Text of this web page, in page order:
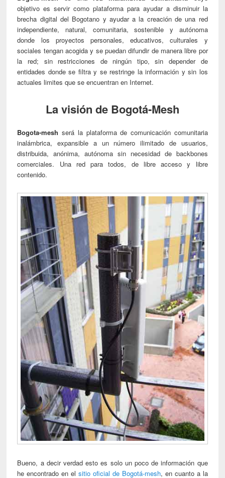
objetivo es servir como plataforma para ayudar a disminuir la
brecha digital del Bogotano y ayudar a la creación de una red
independiente, natural, comunitaria, sostenible y autónoma
donde los proyectos personales, educativos, culturales y
sociales tengan acogida y se puedan difundir de manera libre por
la red; sin restricciones de ningún tipo, sin depender de
entidades donde se filtra y se restringe la información y sin los
actuales limites que se encuentran en Internet.
La visión de Bogotá-Mesh
Bogota-mesh será la plataforma de comunicación comunitaria
inalámbrica, expansible a un número ilimitado de usuarios,
distribuida, anónima, autónoma sin necesidad de backbones
comerciales. Una red para todos, de libre acceso y libre
contenido.
Bueno, a decir verdad esto es solo un poco de información que
he encontrado en elsitio oficial de Bogotá-mesh, en cuanto a la